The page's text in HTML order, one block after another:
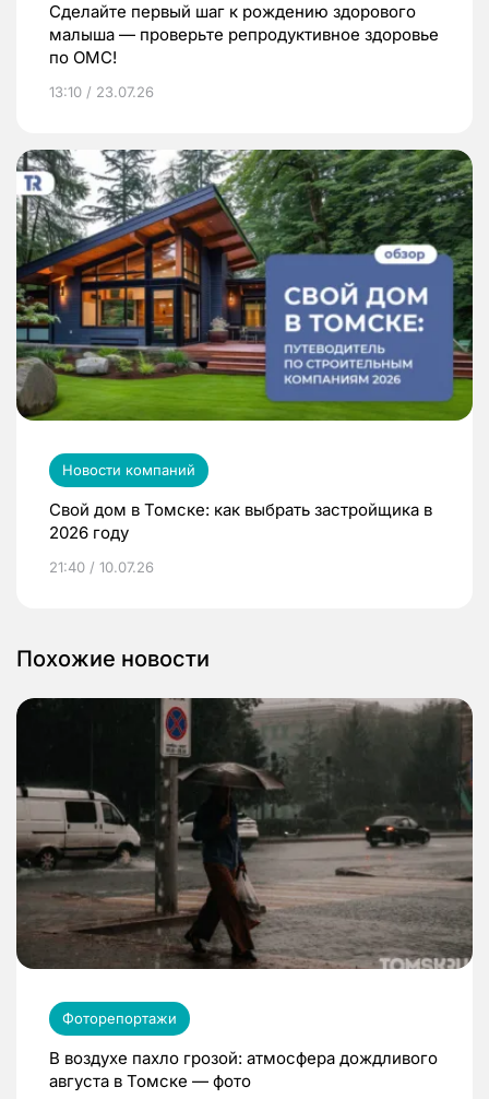
Сделайте первый шаг к рождению здорового
малыша — проверьте репродуктивное здоровье
по ОМС!
13:10 / 23.07.26
Новости компаний
Свой дом в Томске: как выбрать застройщика в
2026 году
21:40 / 10.07.26
Похожие новости
Фоторепортажи
В воздухе пахло грозой: атмосфера дождливого
августа в Томске — фото